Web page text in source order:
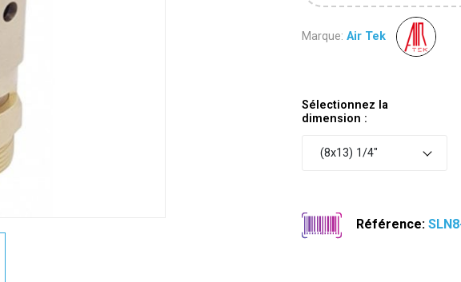
Marque: Air Tek
Sélectionnez la
dimension :
(8x13) 1/4"
Référence: